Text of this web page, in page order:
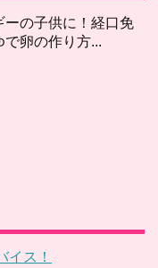
ーの子供に！経口免
で卵の作り方...
イス！